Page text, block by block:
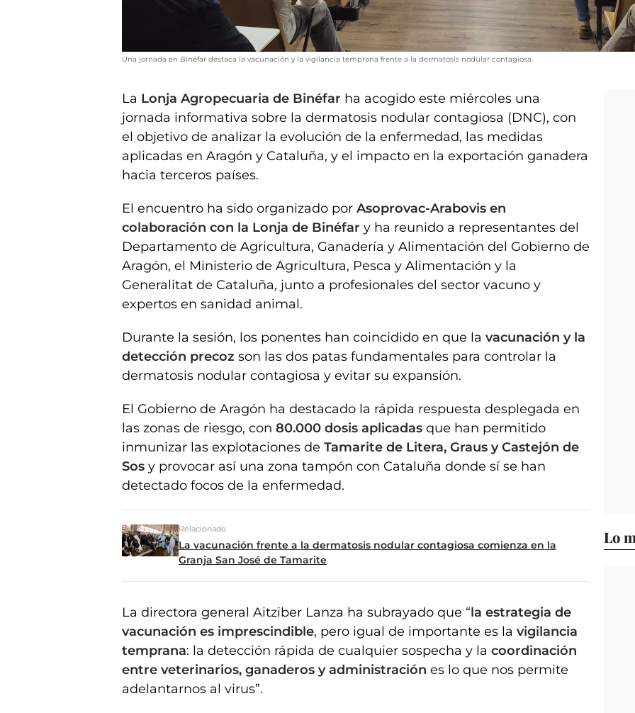
Una jornada en Binéfar destaca la vacunación y la vigilancia temprana frente a la dermatosis nodular contagiosa.
La Lonja Agropecuaria de Binéfar ha acogido este miércoles una
jornada informativa sobre la dermatosis nodular contagiosa (DNC), con
el objetivo de analizar la evolución de la enfermedad, las medidas
aplicadas en Aragón y Cataluña, y el impacto en la exportación ganadera
hacia terceros países.
El encuentro ha sido organizado por Asoprovac-Arabovis en
colaboración con la Lonja de Binéfar y ha reunido a representantes del
Departamento de Agricultura, Ganadería y Alimentación del Gobierno de
Aragón, el Ministerio de Agricultura, Pesca y Alimentación y la
Generalitat de Cataluña, junto a profesionales del sector vacuno y
expertos en sanidad animal.
Durante la sesión, los ponentes han coincidido en que la vacunación y la
detección precoz son las dos patas fundamentales para controlar la
dermatosis nodular contagiosa y evitar su expansión.
El Gobierno de Aragón ha destacado la rápida respuesta desplegada en
las zonas de riesgo, con 80.000 dosis aplicadas que han permitido
inmunizar las explotaciones de Tamarite de Litera, Graus y Castejón de
Sos y provocar así una zona tampón con Cataluña donde sí se han
detectado focos de la enfermedad.
Relacionado
La vacunación frente a la dermatosis nodular contagiosa comienza en la
Granja San José de Tamarite
La directora general Aitziber Lanza ha subrayado que “la estrategia de
vacunación es imprescindible, pero igual de importante es la vigilancia
temprana: la detección rápida de cualquier sospecha y la coordinación
entre veterinarios, ganaderos y administración es lo que nos permite
adelantarnos al virus”.
Lo